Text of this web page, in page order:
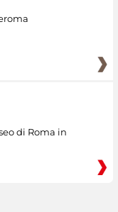
di Roma in